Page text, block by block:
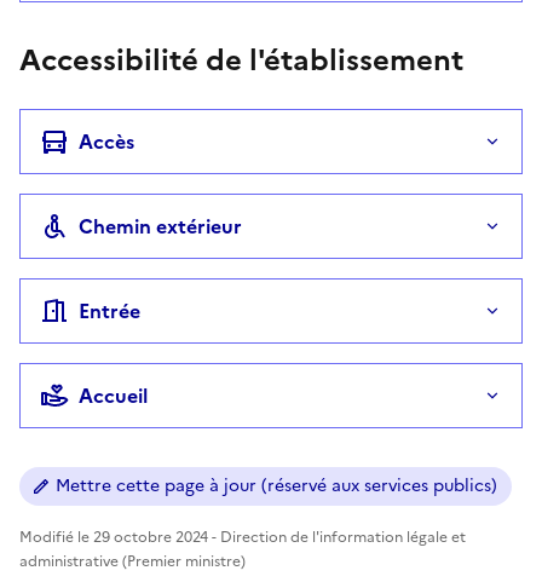
Accessibilité de l'établissement
Accès
Chemin extérieur
Entrée
Accueil
Mettre cette page à jour (réservé aux services publics)
Modifié le 29 octobre 2024 - Direction de l'information légale et
administrative (Premier ministre)